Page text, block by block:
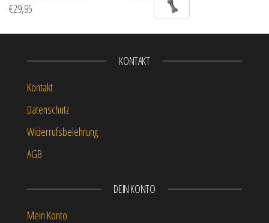
€29,95
KONTAKT
Kontakt
Datenschutz
Widerrufsbelehrung
AGB
DEIN KONTO
Mein Konto